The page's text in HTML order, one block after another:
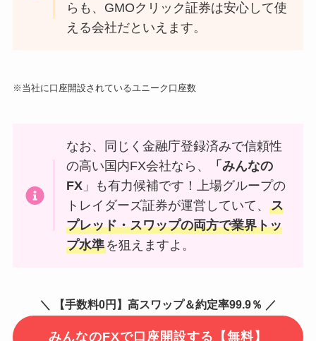
らも、GMOクリック証券は安心して使
える会社だといえます。
※当社に口座開設されているユニーク口座数
なお、同じく金融庁登録済みで信頼性
の高い国内FX会社なら、
「みんなの
FX 」も有力候補です！上場グループの
トレイダーズ証券が運営していて、ス
プレッド・スワップの両方で業界トッ
プ水準を狙えますよ。
＼ 【手数料0円】高スワップ＆約定率99.9％ ／
みんなのFXで口座開設する【無料】